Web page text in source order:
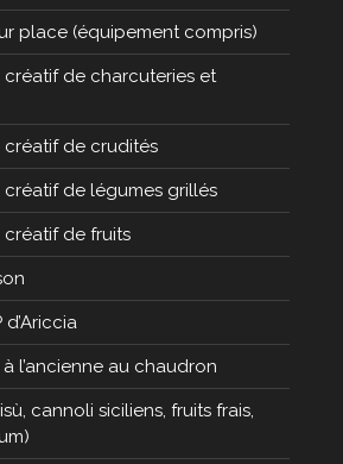
place (équipement compris)
de charcuteries et
de crudités
de légumes grillés
de fruits
l’ancienne au chaudron
cannoli siciliens, fruits frais,